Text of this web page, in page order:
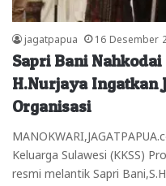
jagatpapua 16 Desember
Sapri Bani Nahkodai
H.Nurjaya Ingatkan
Organisasi
Keluarga Sulawesi (KKSS)
resmi melantik Sapri